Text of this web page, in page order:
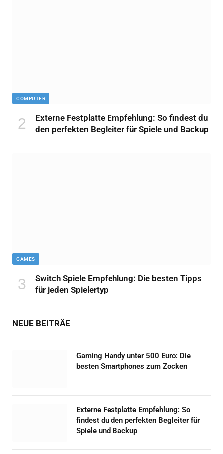
COMPUTER
Externe Festplatte Empfehlung: So findest du
den perfekten Begleiter für Spiele und Backup
GAMES
Switch Spiele Empfehlung: Die besten Tipps
für jeden Spielertyp
NEUE BEITRÄE
Gaming Handy unter 500 Euro: Die
besten Smartphones zum Zocken
Externe Festplatte Empfehlung: So
findest du den perfekten Begleiter für
Spiele und Backup